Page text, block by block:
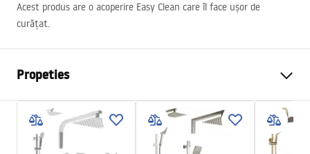
Acest produs are o acoperire Easy Clean care îl face ușor de
curățat.
Propeties
Dimensiune (usa x perete)
80
Culoare
Gold